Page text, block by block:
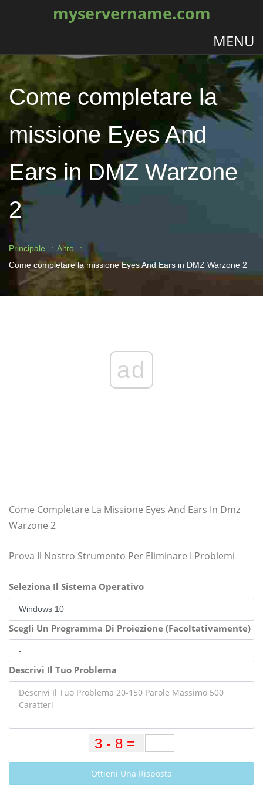
myservername.com
MENU
Come completare la
missione Eyes And
Ears in DMZ Warzone
2
Principale
Altro
Come completare la missione Eyes And Ears in DMZ Warzone 2
ad
Come Completare La Missione Eyes And Ears In Dmz
Warzone 2
Prova Il Nostro Strumento Per Eliminare I Problemi
Seleziona Il Sistema Operativo
Scegli Un Programma Di Proiezione (Facoltativamente)
Descrivi Il Tuo Problema
Ottieni Una Risposta